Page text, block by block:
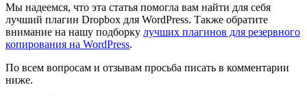
Мы надеемся, что эта статья помогла вам найти для себя
лучший плагин Dropbox для WordPress. Также обратите
внимание на нашу подборку лучших плагинов для резервного
копирования на WordPress.
По всем вопросам и отзывам просьба писать в комментарии
ниже.